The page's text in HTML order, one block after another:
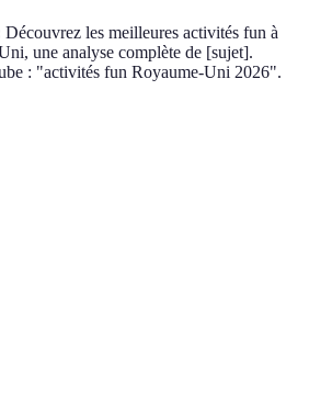
Découvrez les meilleures activités fun à
une analyse complète de [sujet].
: "activités fun Royaume-Uni 2026".